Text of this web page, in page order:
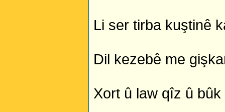
Li ser tirba kuştinê
Dil kezebê me
Xort û law qîz û